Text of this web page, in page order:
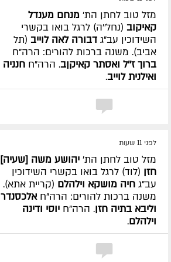
מזל טוב לחתן הת' מנחם מענדל
קאיקוב (נחל''ה) לרגל בואו בקשרי
השידוכין עב"ג דבורה לאה לוייב (תל
אביב). משנה ברכות להורים: הרה"ח
ברוך ז''ל ואסתר קאיקןב. הרה"ח חנניה
ואילנית לוייב.
לפני 11 שעות
מזל טוב לחתן הת' יהושע משה [שעיה]
חזן (לוד) לרגל בואו בקשרי השידוכין
עב"ג חיה מושקא וילהלם (קריית אתא).
משנה ברכות להורים: הרה"חאלכסנדר
וליבא בתיה חזן. הרה"ח יוסי ודינה
וילהלם.